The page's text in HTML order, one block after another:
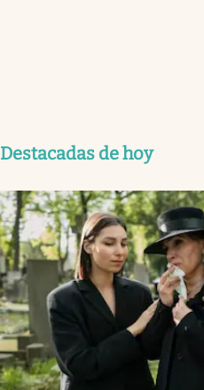
Destacadas de hoy